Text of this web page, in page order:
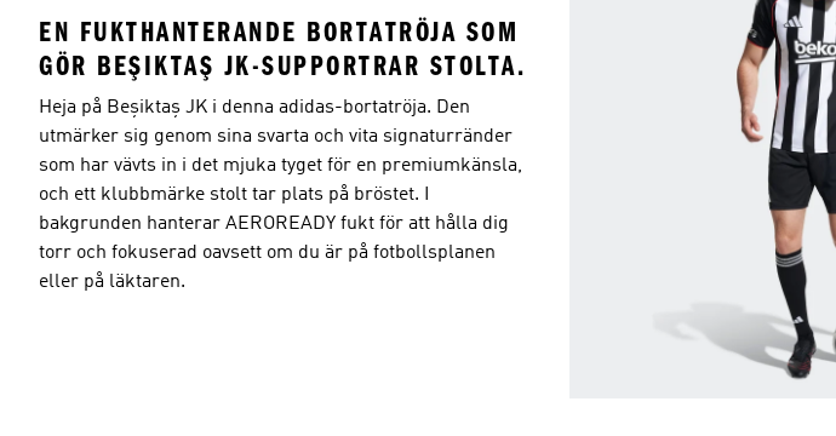
EN FUKTHANTERANDE BORTATRÖJA SOM
GÖR BEŞIKTAŞ JK-SUPPORTRAR STOLTA.
Heja på Beşiktaş JK i denna adidas-bortatröja. Den
utmärker sig genom sina svarta och vita signaturränder
som har vävts in i det mjuka tyget för en premiumkänsla,
och ett klubbmärke stolt tar plats på bröstet. I
bakgrunden hanterar AEROREADY fukt för att hålla dig
torr och fokuserad oavsett om du är på fotbollsplanen
eller på läktaren.